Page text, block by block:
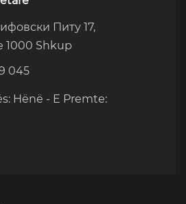
Питу 17,
1000 Shkup
045
Hënë - E Premte: